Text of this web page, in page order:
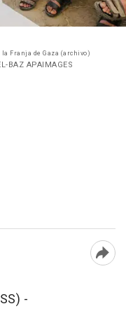
Franja de Gaza (archivo)
BAZ APAIMAGES
-